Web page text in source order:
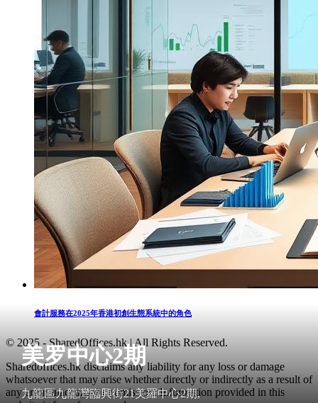
美罗中心2期
九龍區九龍灣臨興街21美羅中心2期,
會計服務在2025年香港初創生態系統中的角色
© 2025 - SharedOffices.hk | All Rights Reserved.
Sharedoffices.hk disclaims any liability for any loss or damage
whatsoever that may arise whether directly or indirectly as a result of
any error, inaccuracy or omission. Information provided in this